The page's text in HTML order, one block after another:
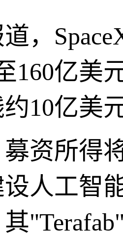
，
160亿美
10亿美
资所得
人工智
其